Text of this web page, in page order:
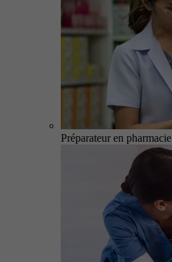
Préparateur en pharmacie